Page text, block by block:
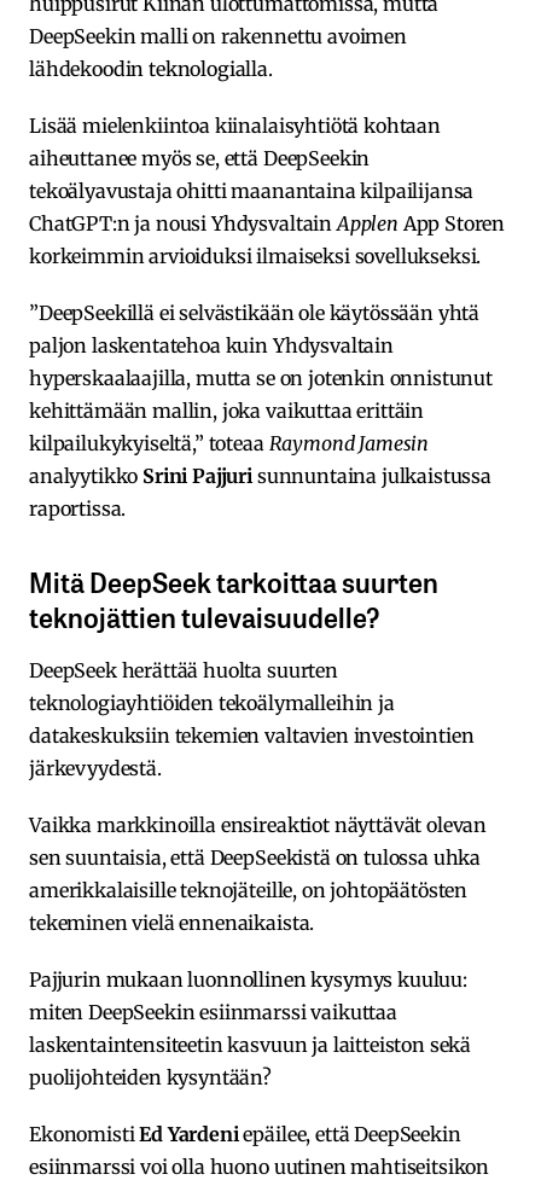
DeepSeekin malli on rakennettu avoimen
lähdekoodin teknologialla.
Lisää mielenkiintoa kiinalaisyhtiötä kohtaan
aiheuttanee myös se, että DeepSeekin
tekoälyavustaja ohitti maanantaina kilpailijansa
ChatGPT:n ja nousi Yhdysvaltain Applen App Storen
korkeimmin arvioiduksi ilmaiseksi sovellukseksi.
”DeepSeekillä ei selvästikään ole käytössään yhtä
paljon laskentatehoa kuin Yhdysvaltain
hyperskaalaajilla, mutta se on jotenkin onnistunut
kehittämään mallin, joka vaikuttaa erittäin
kilpailukykyiseltä,” toteaa Raymond Jamesin
analyytikko Srini Pajjuri sunnuntaina julkaistussa
raportissa.
Mitä DeepSeek tarkoittaa suurten
teknojättien tulevaisuudelle?
DeepSeek herättää huolta suurten
teknologiayhtiöiden tekoälymalleihin ja
datakeskuksiin tekemien valtavien investointien
järkevyydestä.
Vaikka markkinoilla ensireaktiot näyttävät olevan
sen suuntaisia, että DeepSeekistä on tulossa uhka
amerikkalaisille teknojäteille, on johtopäätösten
tekeminen vielä ennenaikaista.
Pajjurin mukaan luonnollinen kysymys kuuluu:
miten DeepSeekin esiinmarssi vaikuttaa
laskentaintensiteetin kasvuun ja laitteiston sekä
puolijohteiden kysyntään?
EkonomistiEd Yardeni epäilee, että DeepSeekin
esiinmarssi voi olla huono uutinen mahtiseitsikon